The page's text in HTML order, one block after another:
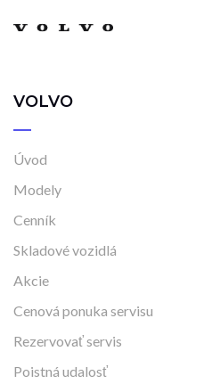
VOLVO
Úvod
Modely
Cenník
Skladové vozidlá
Akcie
Cenová ponuka servisu
Rezervovať servis
Poistná udalosť